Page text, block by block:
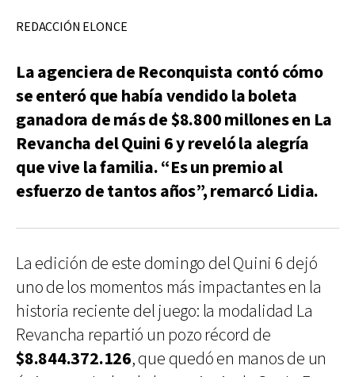
REDACCIÓN ELONCE
La agenciera de Reconquista contó cómo
se enteró que había vendido la boleta
ganadora de más de $8.800 millones en La
Revancha del Quini 6 y reveló la alegría
que vive la familia. “Es un premio al
esfuerzo de tantos años”, remarcó Lidia.
La edición de este domingo del Quini 6 dejó
uno de los momentos más impactantes en la
historia reciente del juego: la modalidad La
Revancha repartió un pozo récord de
$8.844.372.126, que quedó en manos de un